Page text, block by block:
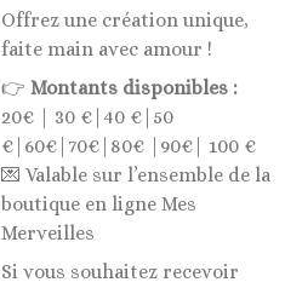
Offrez une création unique,
faite main avec amour !
👉 Montants disponibles :
20€ | 30 €|40 €|50
€|60€|70€|80€ |90€| 100 €
💌 Valable sur l’ensemble de la
boutique en ligne Mes
Merveilles
Si vous souhaitez recevoir